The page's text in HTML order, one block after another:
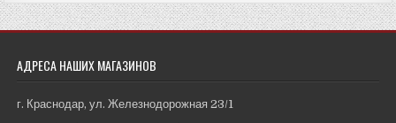
АДРЕСА НАШИХ МАГАЗИНОВ
г. Краснодар, ул. Железнодорожная 23/1